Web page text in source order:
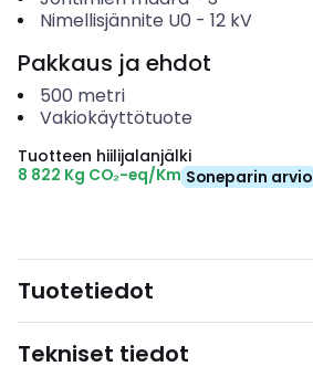
Nimellisjännite U0 - 12 kV
Pakkaus ja ehdot
500 metri
Vakiokäyttötuote
Tuotteen hiilijalanjälki
8 822 Kg CO₂-eq/Km Soneparin arvio
Tuotetiedot
Tekniset tiedot